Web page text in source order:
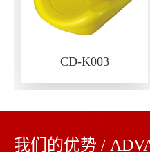
CD-K003
我们的优势 /